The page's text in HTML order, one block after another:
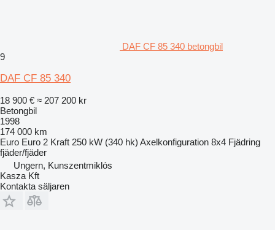
DAF CF 85 340 betongbil
9
DAF CF 85 340
18 900 € ≈ 207 200 kr
Betongbil
1998
174 000 km
Euro Euro 2 Kraft 250 kW (340 hk) Axelkonfiguration 8x4 Fjädring
fjäder/fjäder
Ungern, Kunszentmiklós
Kasza Kft
Kontakta säljaren